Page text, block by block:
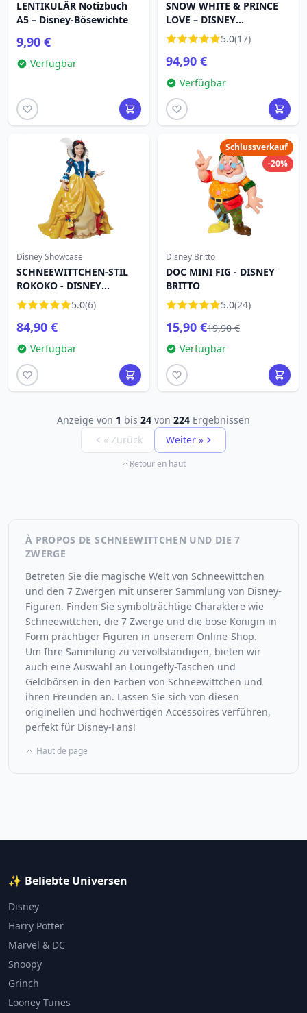
LENTIKULÄR Notizbuch
A5 – Disney-Bösewichte
9,90 €
Verfügbar
SNOW WHITE & PRINCE
LOVE – DISNEY
TRADITIONS5.0(17)
94,90 €
Verfügbar
Disney Showcase
SCHNEEWITTCHEN-STIL
ROKOKO - DISNEY
SHOWCASE HAUTE
COUTURE
5.0(6)
84,90 €
Verfügbar
Schlussverkauf
-20%
Disney Britto
DOC MINI FIG - DISNEY
BRITTO
5.0(24)
15,90 €19,90 €
Verfügbar
Anzeige von 1 bis 24 von 224 Ergebnissen
« Zurück
Weiter »
Retour en haut
À PROPOS DE SCHNEEWITTCHEN UND DIE 7
ZWERGE
Betreten Sie die magische Welt von Schneewittchen
und den 7 Zwergen mit unserer Sammlung von Disney-
Figuren. Finden Sie symbolträchtige Charaktere wie
Schneewittchen, die 7 Zwerge und die böse Königin in
Form prächtiger Figuren in unserem Online-Shop.
Um Ihre Sammlung zu vervollständigen, bieten wir
auch eine Auswahl an Loungefly-Taschen und
Geldbörsen in den Farben von Schneewittchen und
ihren Freunden an. Lassen Sie sich von diesen
originellen und hochwertigen Accessoires verführen,
perfekt für Disney-Fans!
Haut de page
✨ Beliebte Universen
Disney
Harry Potter
Marvel & DC
Snoopy
Grinch
Looney Tunes